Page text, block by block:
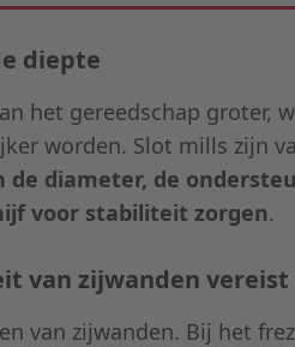
diepte
het gereedschap groter,
worden. Slot mills zijn
diameter, de
voor stabiliteit zorgen.
van zijwanden vereist
van zijwanden. Bij het